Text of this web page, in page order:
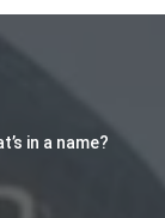
in a name?